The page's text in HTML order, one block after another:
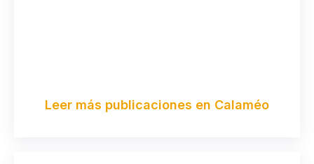
Leer más publicaciones en Calaméo